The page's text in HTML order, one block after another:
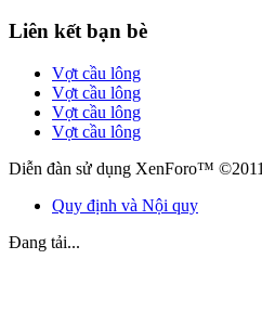
Liên kết bạn bè
Vợt cầu lông
Vợt cầu lông
Vợt cầu lông
Vợt cầu lông
Diễn đàn sử dụng XenForo™
Quy định và Nội quy
Đang tải...